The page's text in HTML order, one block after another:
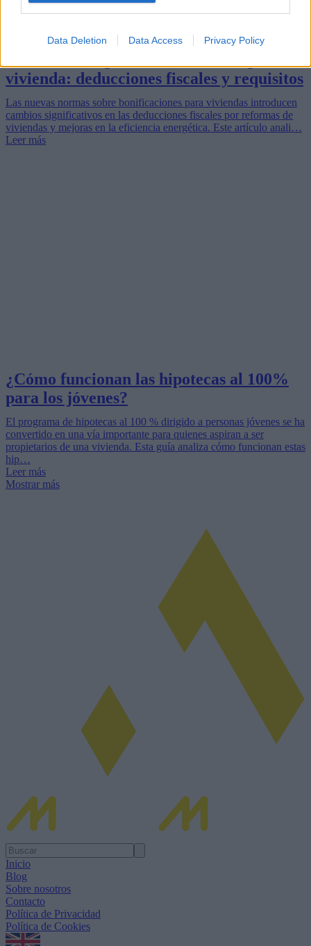
Data Deletion Data Access Privacy Policy
vivienda: deducciones fiscales y requisitos
Las nuevas normas sobre bonificaciones para viviendas introducen
cambios significativos en las deducciones fiscales por reformas de
viviendas y mejoras en la eficiencia energética. Este artículo anali…
Leer más
¿Cómo funcionan las hipotecas al 100%
para los jóvenes?
El programa de hipotecas al 100 % dirigido a personas jóvenes se ha
convertido en una vía importante para quienes aspiran a ser
propietarios de una vivienda. Esta guía analiza cómo funcionan estas
hip…
Leer más
Mostrar más
Inicio
Blog
Sobre nosotros
Contacto
Política de Privacidad
Política de Cookies